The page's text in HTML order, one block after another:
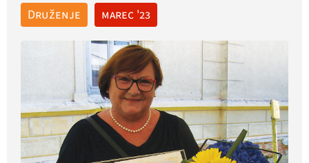
Druženje marec '23